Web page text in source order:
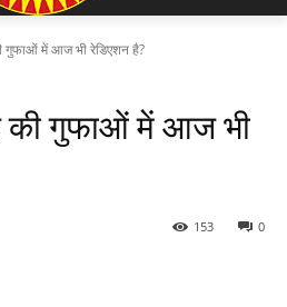
गुफाओं में आज भी रेडिएशन है?
की गुफाओं में आज भी
0
153